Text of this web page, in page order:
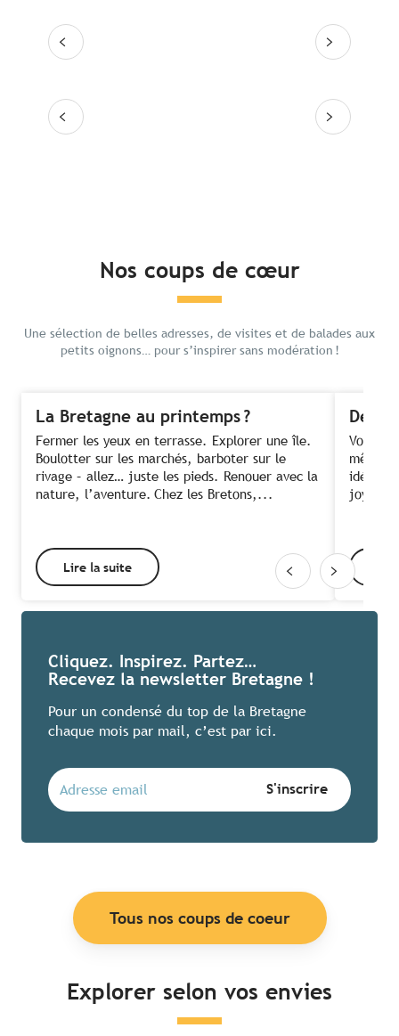
Lire la suite
Lire la suite
Les 10 destinations
Lire la suite
Nos coups de cœur
Une sélection de belles adresses, de visites et de balades aux
petits oignons… pour s’inspirer sans modération !
La Bretagne au printemps ?
Fermer les yeux en terrasse. Explorer une île.
Boulotter sur les marchés, barboter sur le
rivage – allez… juste les pieds. Renouer avec la
nature, l’aventure. Chez les Bretons,...
Lire la suite
Des
Voir
même
idée !
Cliquez. Inspirez. Partez…
Recevez la newsletter Bretagne !
Pour un condensé du top de la Bretagne
chaque mois par mail, c’est par ici.
Tous nos coups de coeur
Explorer selon vos envies